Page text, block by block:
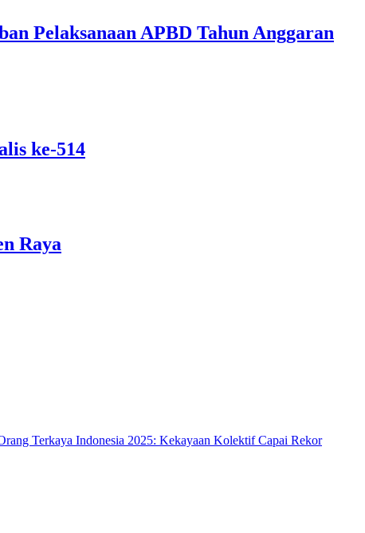
Pelaksanaan APBD Tahun Anggaran
ke-514
Raya
Terkaya Indonesia 2025: Kekayaan Kolektif Capai Rekor